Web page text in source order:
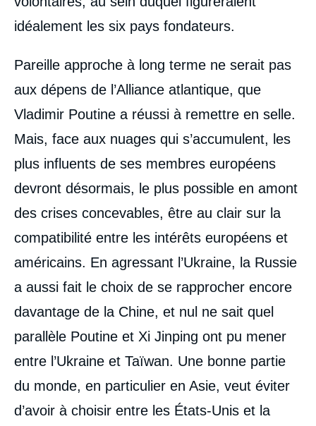
idéalement les six pays fondateurs.
Pareille approche à long terme ne serait pas
aux dépens de l’Alliance atlantique, que
Vladimir Poutine a réussi à remettre en selle.
Mais, face aux nuages qui s’accumulent, les
plus influents de ses membres européens
devront désormais, le plus possible en amont
des crises concevables, être au clair sur la
compatibilité entre les intérêts européens et
américains. En agressant l’Ukraine, la Russie
a aussi fait le choix de se rapprocher encore
davantage de la Chine, et nul ne sait quel
parallèle Poutine et Xi Jinping ont pu mener
entre l’Ukraine et Taïwan. Une bonne partie
du monde, en particulier en Asie, veut éviter
d’avoir à choisir entre les États-Unis et la